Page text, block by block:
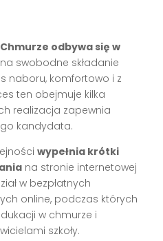
odbywa się w
swobodne składanie
naboru, komfortowo i z
ten obejmuje kilka
realizacja zapewnia
kandydata.
wypełnia krótki
na stronie internetowej
w bezpłatnych
online, podczas których
w chmurze i
szkoły.